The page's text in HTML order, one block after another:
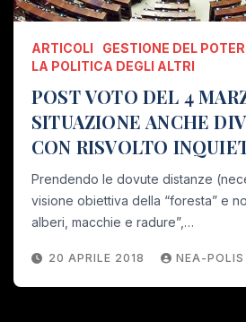
ARTICOLI
GESTIONE DEL
LA POLITICA DEGLI ALTRI
POST VOTO DEL 4
SITUAZIONE ANCHE
CON RISVOLTO
Prendendo le dovute distanze
visione obiettiva della “foresta” e
alberi, macchie e radure”,…
20 APRILE 2018 NEA-POLIS